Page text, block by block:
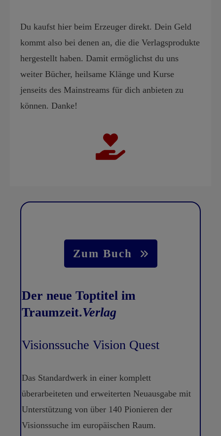
Du kaufst hier beim Erzeuger direkt. Dein Geld
kommt also bei denen an, die die Verlagsprodukte
hergestellt haben. Damit ermöglichst du uns
weiter Bücher, heilsame Klänge und Kurse
jenseits des Mainstreams für dich anbieten zu
können. Danke!
Zum Buch
Der neue Toptitel im
Traumzeit.Verlag
Visionssuche Vision Quest
Das Standardwerk in einer komplett
überarbeiteten und erweiterten Neuausgabe mit
Unterstützung von über 140 Pionieren der
Visionssuche im europäischen Raum.